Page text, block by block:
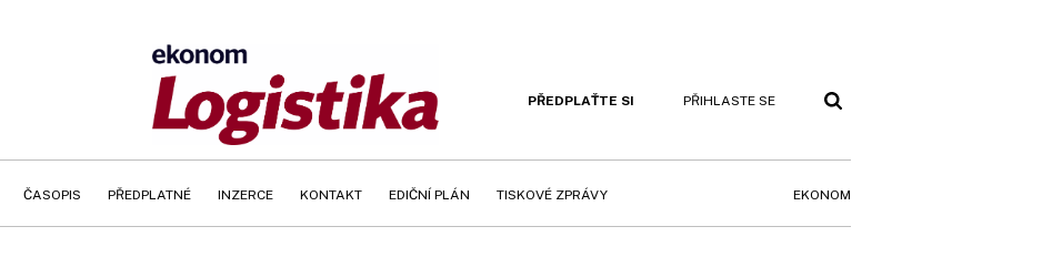
PŘEDPLAŤTE SI PŘIHLASTE SE
ČASOPIS PŘEDPLATNÉ INZERCE KONTAKT EDIČNÍ PLÁN TISKOVÉ ZPRÁVY EKONOM